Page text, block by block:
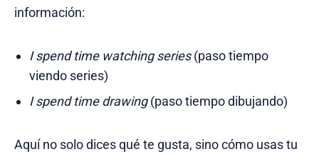
información:
I spend time watching series(paso tiempo
viendo series)
I spend time drawing(paso tiempo dibujando)
Aquí no solo dices qué te gusta, sino cómo usas tu